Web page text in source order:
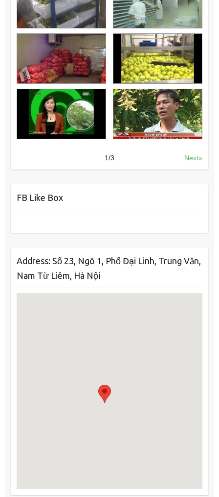
1/3 Next»
FB Like Box
Address: Số 23, Ngõ 1, Phố Đại Linh, Trung Văn,
Nam Từ Liêm, Hà Nội